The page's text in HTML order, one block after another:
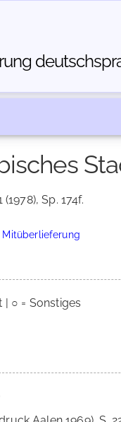
(1978), Sp. 174f.
Mitüberlieferung
| ○ = Sonstiges